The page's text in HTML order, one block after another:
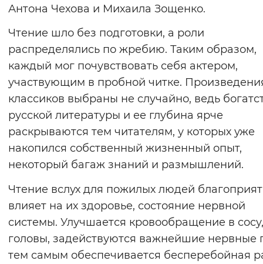
Антона Чехова и Михаила Зощенко.
Чтение шло без подготовки, а роли
распределялись по жребию. Таким образом,
каждый мог почувствовать себя актером,
участвующим в пробной читке.
классиков выбраны не случайно, ведь
русской литературы и ее глубина ярче
раскрываются тем читателям, у которых уже
накопился собственный жизненный опыт,
некоторый багаж знаний и размышлений.
Чтение вслух для пожилых людей
влияет на их здоровье, состояние нервной
системы. Улучшается кровообращение в
головы, задействуются важнейшие нервные
тем самым обеспечивается бесперебойная